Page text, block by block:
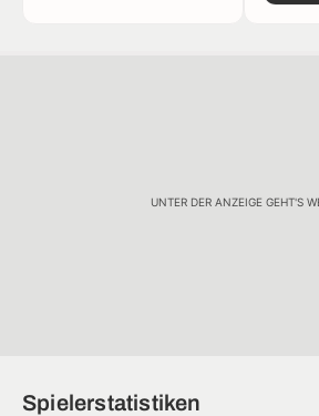
UNTER DER ANZEIGE GEHT'S
Spielerstatistiken